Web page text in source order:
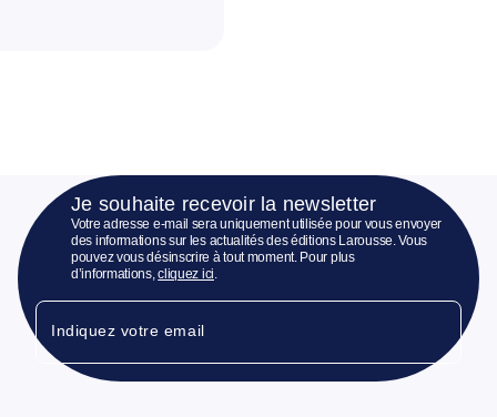
Je souhaite recevoir la newsletter
Votre adresse e-mail sera uniquement utilisée pour vous envoyer
des informations sur les actualités des éditions Larousse. Vous
pouvez vous désinscrire à tout moment. Pour plus
d’informations,cliquez ici
Indiquez votre email